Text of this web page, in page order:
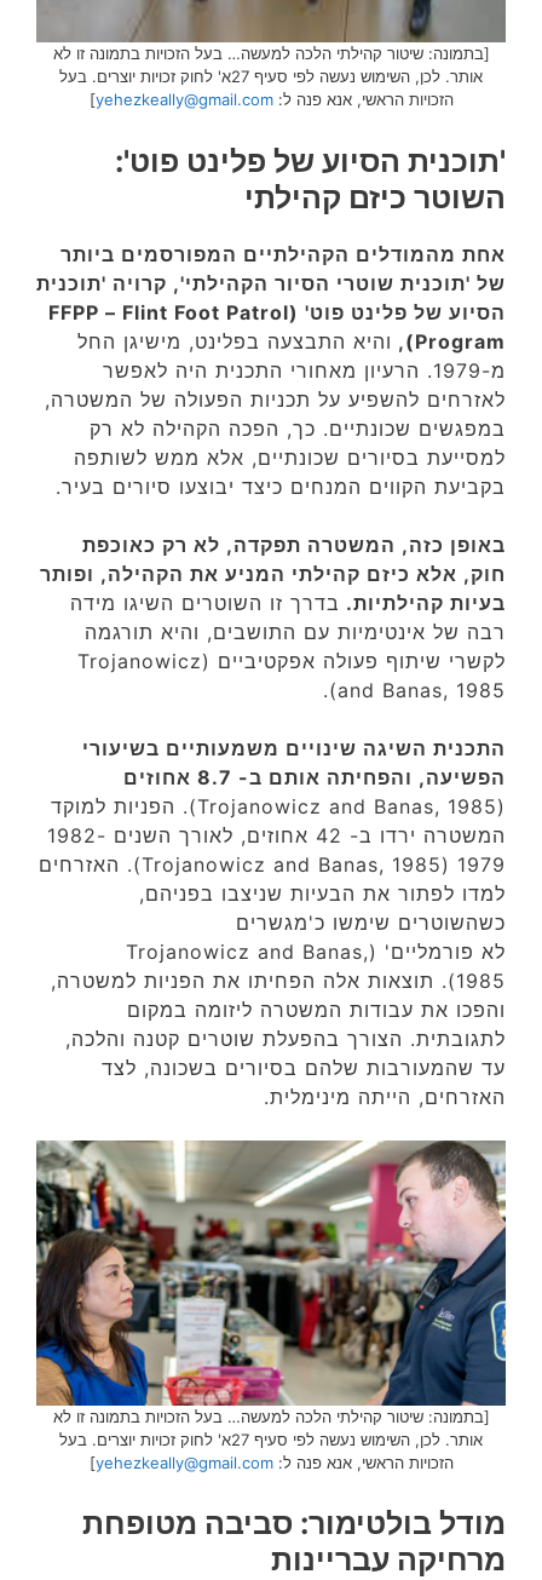
[בתמונה: שיטור קהילתי הלכה למעשה… בעל הזכויות בתמונה זו לא
אותר. לכן, השימוש נעשה לפי סעיף 27א' לחוק זכויות יוצרים. בעל
הזכויות הראשי, אנא פנה ל:yehezkeally@gmail.com
]
'תוכנית הסיוע של פלינט פוט':
השוטר כיזם קהילתי
אחת מהמודלים הקהילתיים המפורסמים ביותר
של 'תוכנית שוטרי הסיור הקהילתי', קרויה 'תוכנית
הסיוע של פלינט פוט' (FFPP – Flint Foot Patrol
Program),
והיא התבצעה בפלינט, מישיגן החל
מ-1979. הרעיון מאחורי התכנית היה לאפשר
לאזרחים להשפיע על תכניות הפעולה של המשטרה,
במפגשים שכונתיים. כך, הפכה הקהילה לא רק
למסייעת בסיורים שכונתיים, אלא ממש לשותפה
בקביעת הקווים המנחים כיצד יבוצעו סיורים בעיר.
באופן כזה, המשטרה תפקדה, לא רק כאוכפת
חוק, אלא כיזם קהילתי המניע את הקהילה, ופותר
בעיות קהילתיות. בדרך זו השוטרים השיגו מידה
רבה של אינטימיות עם התושבים, והיא תורגמה
לקשרי שיתוף פעולה אפקטיביים (Trojanowicz
and Banas, 1985).
התכנית השיגה שינויים משמעותיים בשיעורי
הפשיעה, והפחיתה אותם ב- 8.7 אחוזים
(Trojanowicz and Banas, 1985). הפניות למוקד
המשטרה ירדו ב- 42 אחוזים, לאורך השנים 1982-
1979 (Trojanowicz and Banas, 1985). האזרחים
למדו לפתור את הבעיות שניצבו בפניהם,
כשהשוטרים שימשו כ'מגשרים
לא פורמליים' (Trojanowicz and Banas,
1985). תוצאות אלה הפחיתו את הפניות למשטרה,
והפכו את עבודות המשטרה ליזומה במקום
לתגובתית. הצורך בהפעלת שוטרים קטנה והלכה,
עד שהמעורבות שלהם בסיורים בשכונה, לצד
האזרחים, הייתה מינימלית.
[בתמונה: שיטור קהילתי הלכה למעשה… בעל הזכויות בתמונה זו לא
אותר. לכן, השימוש נעשה לפי סעיף 27א' לחוק זכויות יוצרים. בעל
הזכויות הראשי, אנא פנה ל:yehezkeally@gmail.com
]
מודל בולטימור: סביבה מטופחת
מרחיקה עבריינות